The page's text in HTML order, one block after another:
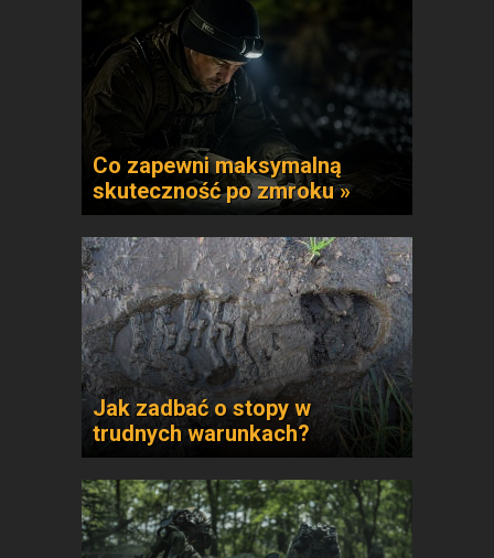
Co zapewni maksymalną
skuteczność po zmroku »
Jak zadbać o stopy w
trudnych warunkach?